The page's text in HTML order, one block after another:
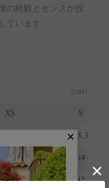
の経験とセンスが投
ています。
(cm)
XS S
65.5
62 64
40.5 42